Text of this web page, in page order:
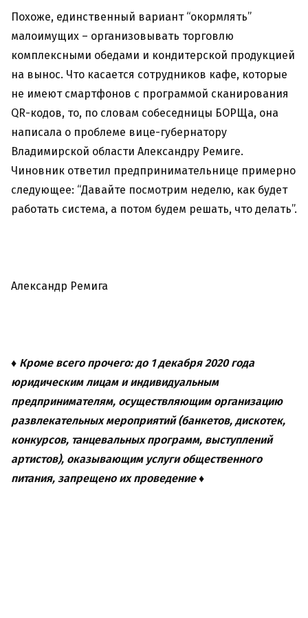
Похоже, единственный вариант “окормлять”
малоимущих – организовывать торговлю
комплексными обедами и кондитерской продукцией
на вынос. Что касается сотрудников кафе, которые
не имеют смартфонов с программой сканирования
QR-кодов, то, по словам собеседницы БОРЩа, она
написала о проблеме вице-губернатору
Владимирской области Александру Ремиге.
Чиновник ответил предпринимательнице примерно
следующее: “Давайте посмотрим неделю, как будет
работать система, а потом будем решать, что делать”.
Александр Ремига
♦ Кроме всего прочего: до 1 декабря 2020 года
юридическим лицам и индивидуальным
предпринимателям, осуществляющим организацию
развлекательных мероприятий (банкетов, дискотек,
конкурсов, танцевальных программ, выступлений
артистов), оказывающим услуги общественного
питания, запрещено их проведение ♦